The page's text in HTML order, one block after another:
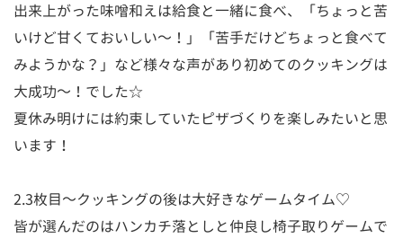
出来上がった味噌和えは給食と一緒に食べ、「ちょっと苦
いけど甘くておいしい～！」「苦手だけどちょっと食べて
みようかな？」など様々な声があり初めてのクッキングは
大成功～！でした☆
夏休み明けには約束していたピザづくりを楽しみたいと思
います！
2.3枚目～クッキングの後は大好きなゲームタイム♡
皆が選んだのはハンカチ落としと仲良し椅子取りゲームで